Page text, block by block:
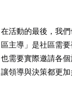
在活動的最後，我
區主導」是社區需
也需要實際邀請各
讓領導與決策都更加